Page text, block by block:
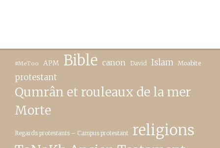
#MeToo APM Bible canon David Islam Moabite
protestant
Qumrân et rouleaux de la mer
Morte
Regards protestants – Campus protestant religions